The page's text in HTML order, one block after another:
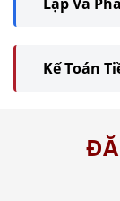
Kế Toán